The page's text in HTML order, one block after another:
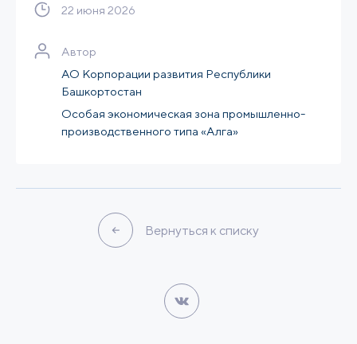
22 июня 2026
Автор
АО Корпорации развития Республики
Башкортостан
Особая экономическая зона промышленно-
производственного типа «Алга»
Вернуться к списку